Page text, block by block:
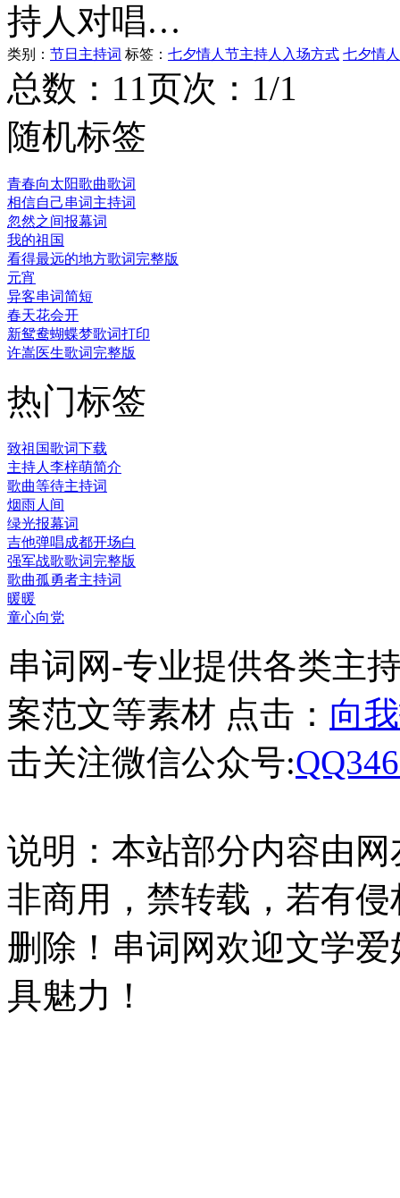
持人对唱…
类别： 节日主持词 标签： 七夕情人节主持人入场方式 七夕情
总数：11页次：1/1
随机标签
青春向太阳歌曲歌词
相信自己串词主持词
忽然之间报幕词
我的祖国
看得最远的地方歌词完整版
元宵
异客串词简短
春天花会开
新鸳鸯蝴蝶梦歌词打印
许嵩医生歌词完整版
热门标签
致祖国歌词下载
主持人李梓萌简介
歌曲等待主持词
烟雨人间
绿光报幕词
吉他弹唱成都开场白
强军战歌歌词完整版
歌曲孤勇者主持词
暖暖
童心向党
串词网-专业提供各类主
案范文等素材 点击： 向
击关注微信公众号:
说明：本站部分内容由
非商用，禁转载，若有
删除！串词网欢迎文学
具魅力！